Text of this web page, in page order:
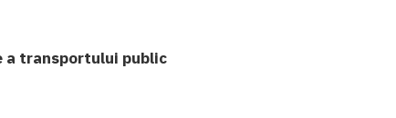
a transportului public